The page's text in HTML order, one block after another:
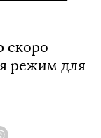
скоро
режим для